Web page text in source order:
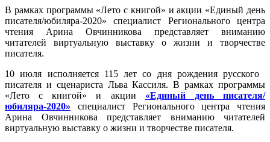
В рамках программы «Лето с книгой» и акции «Единый день
писателя/юбиляра-2020» специалист Регионального центра
чтения Арина Овчинникова представляет вниманию
читателей виртуальную выставку о жизни и творчестве
писателя.
10 июля исполняется 115 лет со дня рождения русского
писателя и сценариста Льва Кассиля. В рамках программы
«Лето с книгой» и акции «Единый день писателя/
юбиляра-2020» специалист Регионального центра чтения
Арина Овчинникова представляет вниманию читателей
виртуальную выставку о жизни и творчестве писателя.